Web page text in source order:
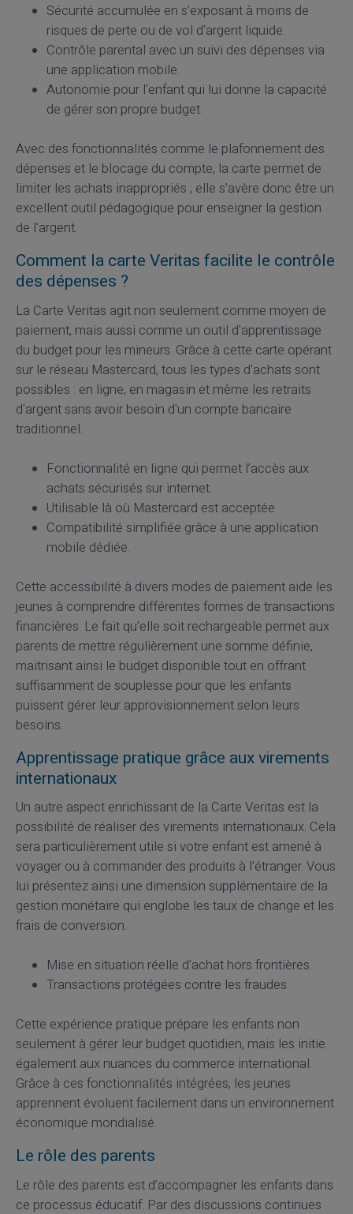
Sécurité accumulée en s’exposant à moins de
risques de perte ou de vol d'argent liquide.
Contrôle parental avec un suivi des dépenses via
une application mobile.
Autonomie pour l'enfant qui lui donne la capacité
de gérer son propre budget.
Avec des fonctionnalités comme le plafonnement des
dépenses et le blocage du compte, la carte permet de
limiter les achats inappropriés ; elle s'avère donc être un
excellent outil pédagogique pour enseigner la gestion
de l'argent.
Comment la carte Veritas facilite le contrôle
des dépenses ?
La Carte Veritas agit non seulement comme moyen de
paiement, mais aussi comme un outil d'apprentissage
du budget pour les mineurs. Grâce à cette carte opérant
sur le réseau Mastercard, tous les types d'achats sont
possibles : en ligne, en magasin et même les retraits
d'argent sans avoir besoin d'un compte bancaire
traditionnel.
Fonctionnalité en ligne qui permet l’accès aux
achats sécurisés sur internet.
Utilisable là où Mastercard est acceptée.
Compatibilité simplifiée grâce à une application
mobile dédiée.
Cette accessibilité à divers modes de paiement aide les
jeunes à comprendre différentes formes de transactions
financières. Le fait qu'elle soit rechargeable permet aux
parents de mettre régulièrement une somme définie,
maitrisant ainsi le budget disponible tout en offrant
suffisamment de souplesse pour que les enfants
puissent gérer leur approvisionnement selon leurs
besoins.
Apprentissage pratique grâce aux virements
internationaux
Un autre aspect enrichissant de la Carte Veritas est la
possibilité de réaliser des virements internationaux. Cela
sera particulièrement utile si votre enfant est amené à
voyager ou à commander des produits à l'étranger. Vous
lui présentez ainsi une dimension supplémentaire de la
gestion monétaire qui englobe les taux de change et les
frais de conversion.
Mise en situation réelle d'achat hors frontières.
Transactions protégées contre les fraudes.
Cette expérience pratique prépare les enfants non
seulement à gérer leur budget quotidien, mais les initie
également aux nuances du commerce international.
Grâce à ces fonctionnalités intégrées, les jeunes
apprennent évoluent facilement dans un environnement
économique mondialisé.
Le rôle des parents
Le rôle des parents est d’accompagner les enfants dans
ce processus éducatif. Par des discussions continues